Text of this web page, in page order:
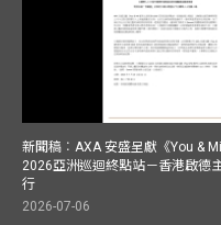
新聞稿︰AXA 安盛呈獻《You &
2026亞洲巡迴終點站－香港啟德
行
2026-07-06